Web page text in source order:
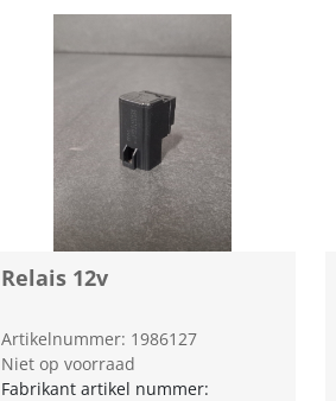
Relais 12v
Artikelnummer: 1986127
Niet op voorraad
Fabrikant artikel nummer: